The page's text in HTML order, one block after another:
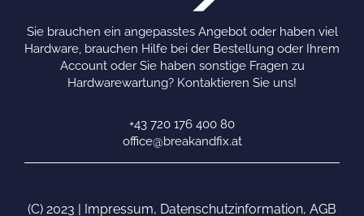
Sie brauchen ein angepasstes Angebot oder haben viel
Hardware, brauchen Hilfe bei der Bestellung oder Ihrem
Account oder Sie haben sonstige Fragen zu
Hardwarewartung? Kontaktieren Sie uns!
+43 720 176 400 80
office@breakandfix.at
(C) 2023 | Impressum, Datenschutzinformation, AGB